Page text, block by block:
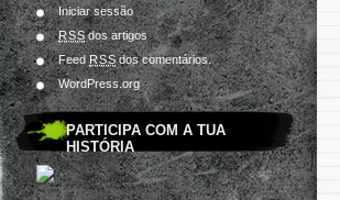
Iniciar sessão
RSSdos artigos
FeedRSSdos comentários.
WordPress.org
PARTICIPA COM A TUA
HISTÓRIA